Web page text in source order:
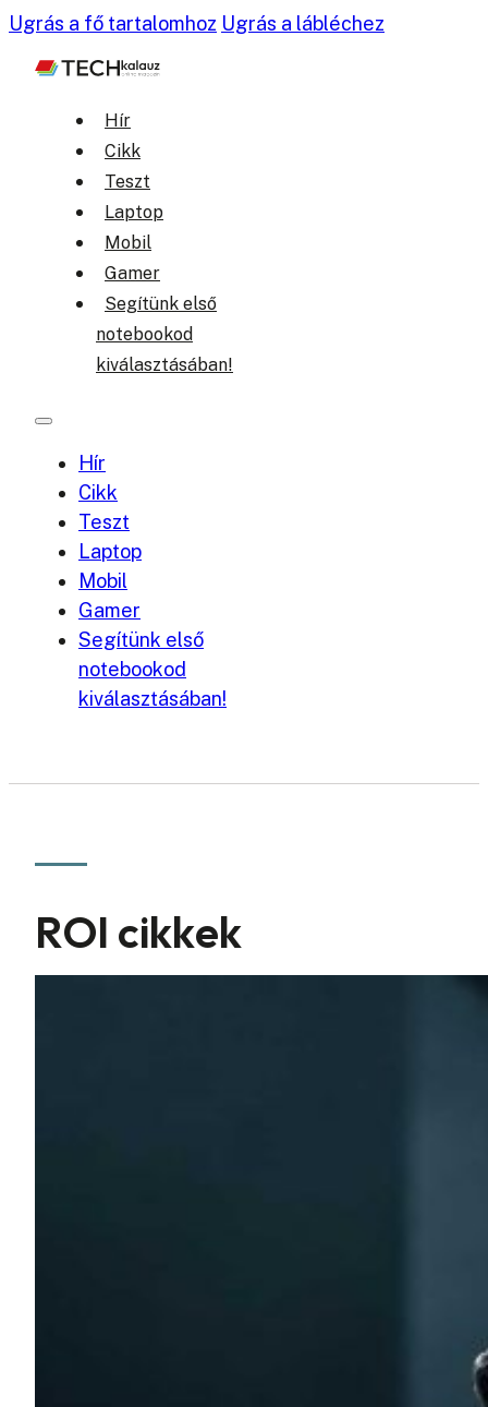
Ugrás a fő tartalomhoz Ugrás a lábléchez
Hír
Cikk
Teszt
Laptop
Mobil
Gamer
Segítünk első
notebookod
kiválasztásában!
Hír
Cikk
Teszt
Laptop
Mobil
Gamer
Segítünk első
notebookod
kiválasztásában!
ROI cikkek